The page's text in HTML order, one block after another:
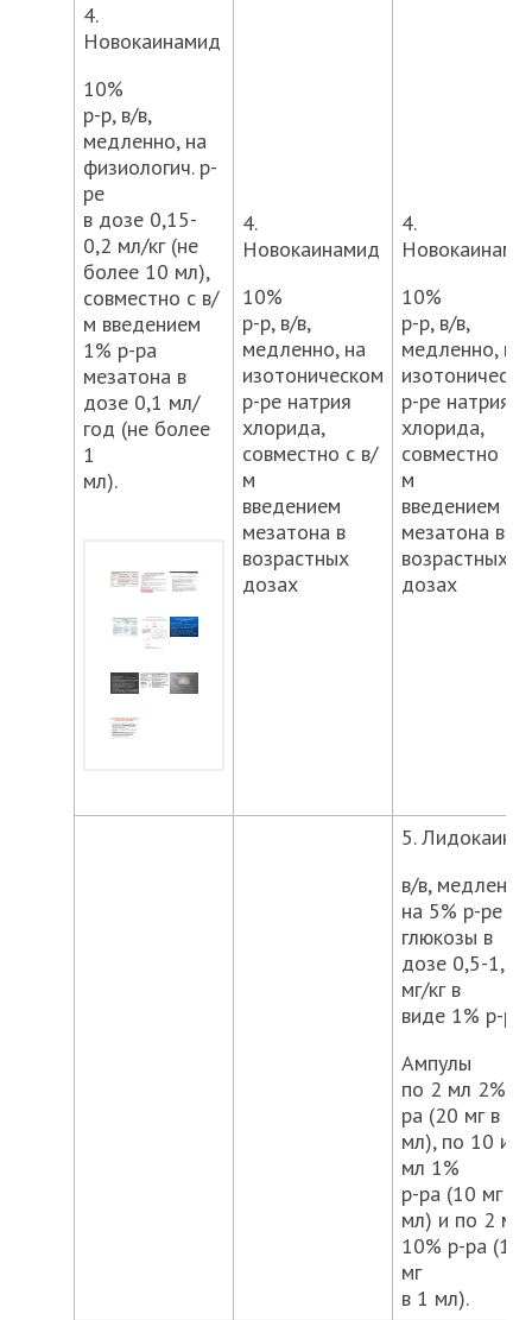
4.
Новокаинамид
10%
р-р, в/в,
медленно, на
физиологич. р-
ре
в дозе 0,15-
0,2 мл/кг (не
более 10 мл),
совместно с в/
м введением
1% р-ра
мезатона в
дозе 0,1 мл/
год (не более
1
мл).
4.
Новокаинамид
10%
р-р, в/в,
медленно, на
изотоническом
р-ре натрия
хлорида,
совместно с в/
м
введением
мезатона в
возрастных
дозах
4.
10%
р-р, в/в,
медленно, на
р-ре натрия
хлорида,
совместно с
м
введением
мезатона в
возрастных
дозах
5. Лидокаин
в/в,
на 5% р-ре
глюкозы в
дозе 0,5-1,0
мг/кг в
виде 1% р-ра.
Ампулы
по 2 мл 2% р-
ра (20 мг в 1
мл), по 10 и
мл 1%
р-ра (10 мг в
мл) и по 2 мл
10% р-ра
мг
в 1 мл).